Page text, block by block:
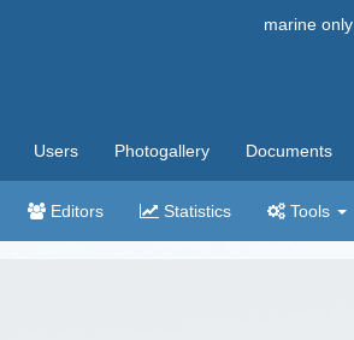
marine only
Users Photogallery Documents
Editors Statistics Tools